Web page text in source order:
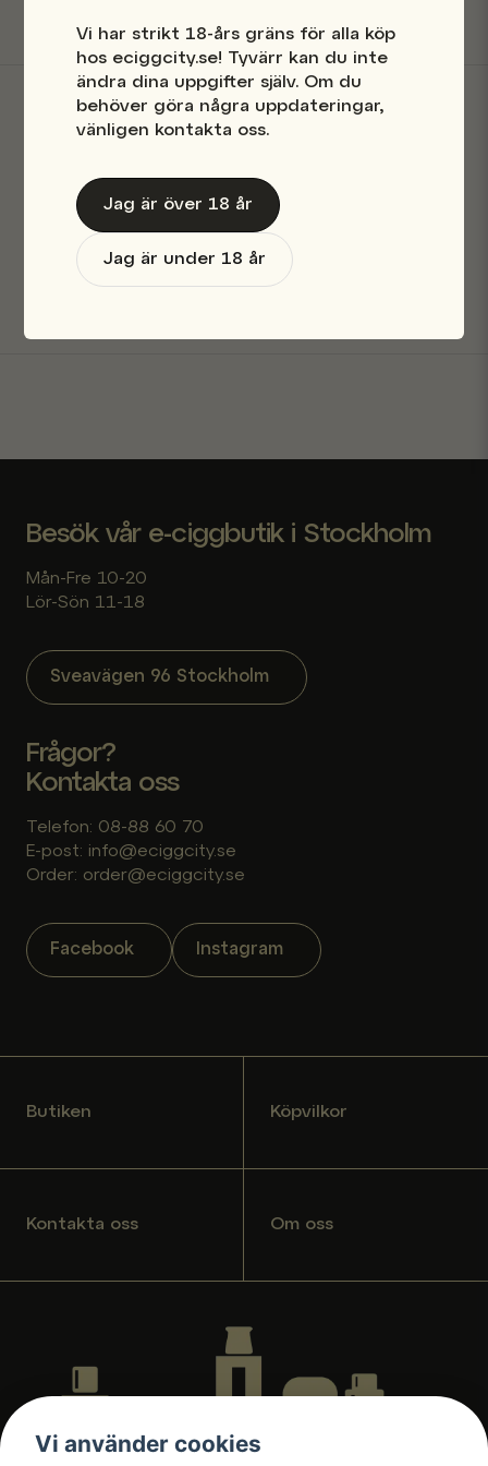
Mejladress
Ja, ni får publicera min fråga
Snabba leveranser
Säkra betalningar
Vi har strikt 18-års gräns för alla köp
hos eciggcity.se! Tyvärr kan du inte
ändra dina uppgifter själv. Om du
behöver göra några uppdateringar,
vänligen kontakta oss.
Jag är över 18 år
Jag är under 18 år
Besök vår e-ciggbutik i Stockholm
Mån-Fre 10-20
Lör-Sön 11-18
Sveavägen 96 Stockholm
Frågor?
Kontakta oss
Telefon: 08-88 60 70
E-post: info@eciggcity.se
Order: order@eciggcity.se
Facebook Instagram
Butiken Köpvilkor
Kontakta oss Om oss
Vi använder cookies